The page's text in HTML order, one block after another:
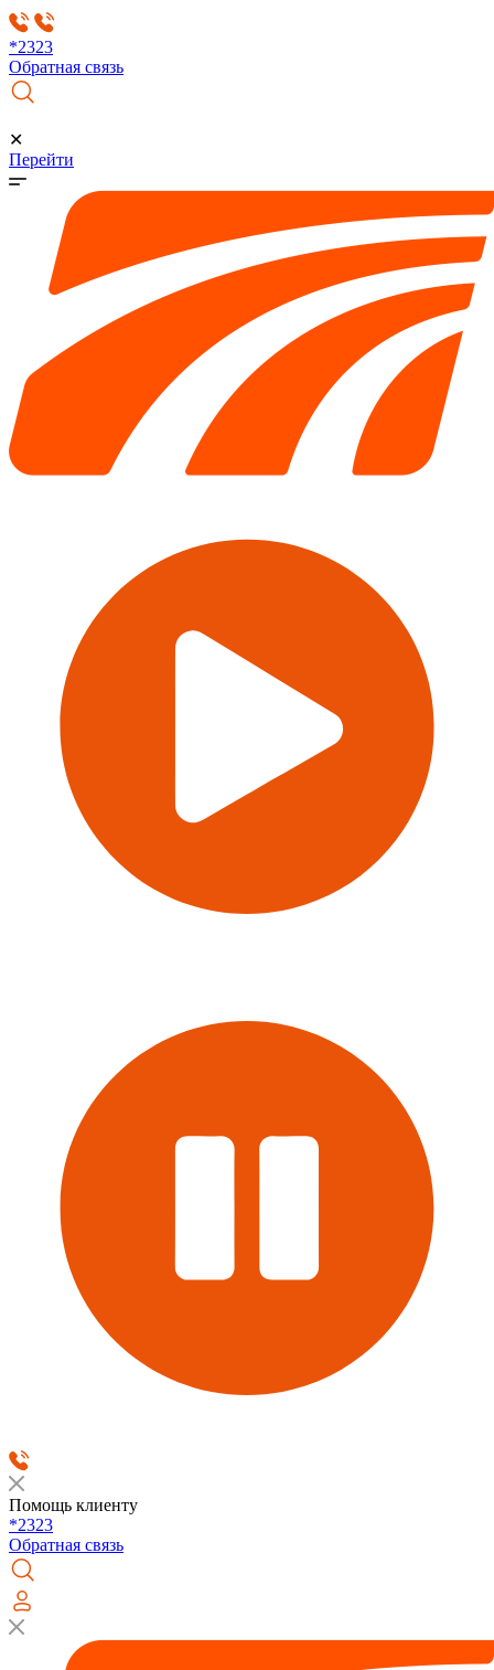
*2323
Обратная связь
✕
Перейти
Помощь клиенту
*2323
Обратная связь